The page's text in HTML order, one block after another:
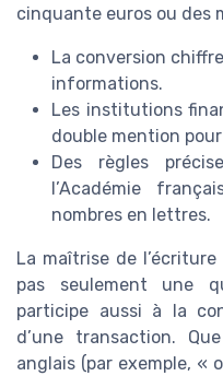
cinquante euros ou des
La conversion
informations.
Les institutions
double mention
Des règles
l’Académie
nombres en lettres.
La maîtrise de
pas seulement une
participe aussi à la
d’une transaction.
anglais (par exemple, «